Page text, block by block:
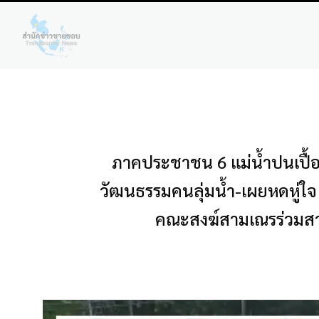
ภาคประชาชน 6 แม่น้ำปนเปื้
วัฒนธรรมคนลุ่มน้ำ-เผยหดหู่ใ
คณะสงฆ์สามเณรร่วมส